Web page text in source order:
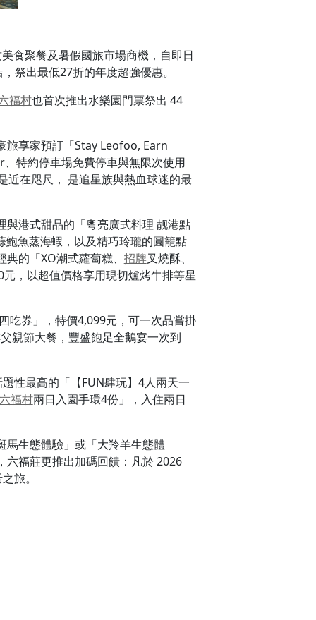
食聚餐及暑假國旅市場商機，自即日
祭出最低27折的年度超強優惠。
福村也首次推出水樂園門票祭出 44
旅享家預訂「Stay Leofoo, Earn
特約停車場免費停車與無限次使用
近在咫尺， 是追星族與熱血球迷的最
與港式甜品的「粵亮廣式料理 靓港點
魚蒸海蝦，以及精巧玲瓏的圓籠點
的「XO潮式蘿蔔糕、 招牌叉燒酥、
，以超值價格享用現切爐烤牛排等星
吃券」，特價4,099元，可一次品嘗掛
親節大餐，豐盛飽足全鵝宴一次到
性最高的「【FUN肆玩】4人兩天一
福村兩日入園手環4份」，入住兩日
馬生態體驗」或「大羚羊生態體
六福莊更推出加碼回饋：凡於 2026
旅。